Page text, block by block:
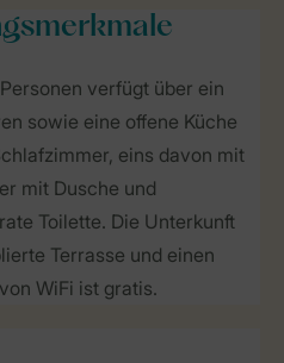
verfügt über ein
sowie eine offene Küche
eins davon mit
mit Dusche und
Toilette. Die Unterkunft
Terrasse und einen
WiFi ist gratis.